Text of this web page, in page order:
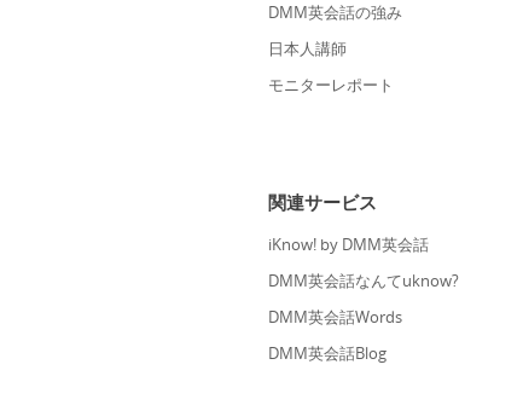
DMM英会話の強み
日本人講師
モニターレポート
関連サービス
iKnow! by DMM英会話
DMM英会話なんてuknow?
DMM英会話Words
DMM英会話Blog